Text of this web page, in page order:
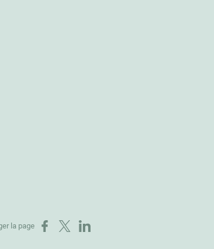
la page Partager sur Facebook
Partager sur XPartager sur LinkedIn